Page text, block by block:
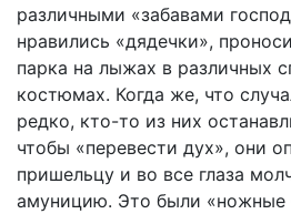
различными «забавами
нравились «дядечки»,
парка на лыжах в различных
костюмах. Когда же, что
редко, кто-то из них
чтобы «перевести дух», они
пришельцу и во все глаза
амуницию. Это были «ножные